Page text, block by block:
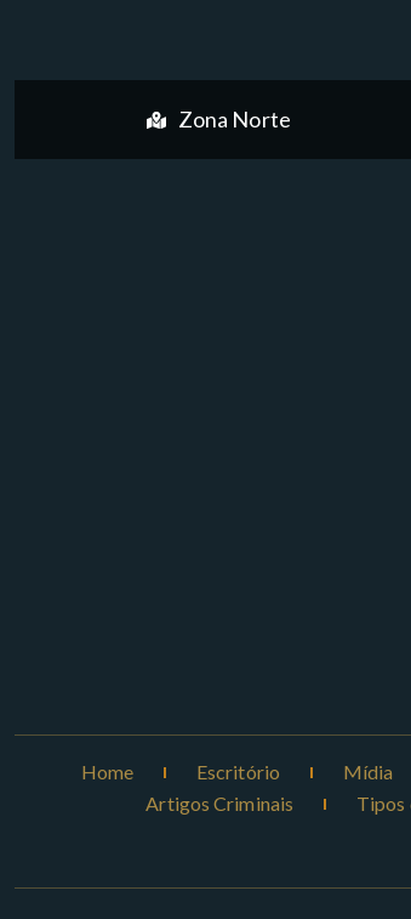
Zona Norte
Home Escritório Mídia
Artigos Criminais
Tipos